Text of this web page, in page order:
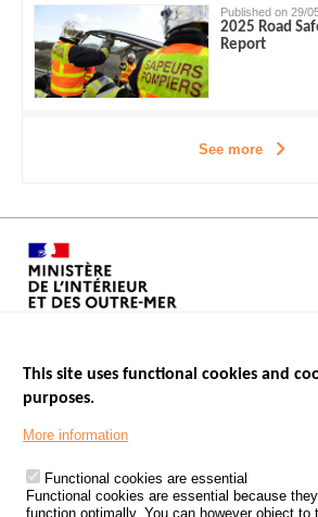
Published on 29/
2025 Road
Report
See more
Footer
PROCESSING OF PERSONAL DATA FROM
This site uses functional cookies and
purposes.
More information
Functional cookies are essential
Functional cookies are essential because
function optimally. You can however object to